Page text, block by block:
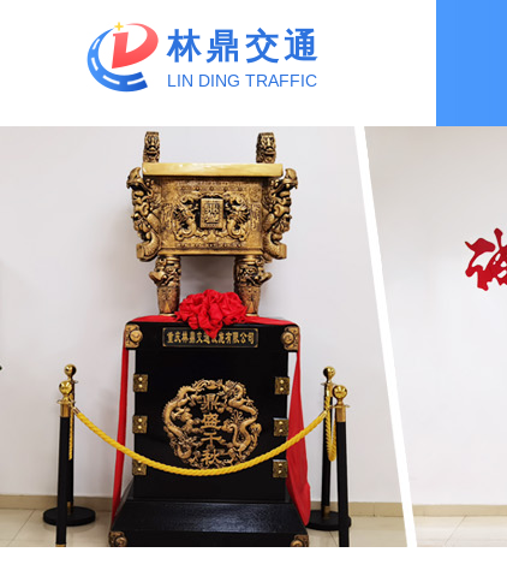
林鼎交通
LIN DING TRAFFIC